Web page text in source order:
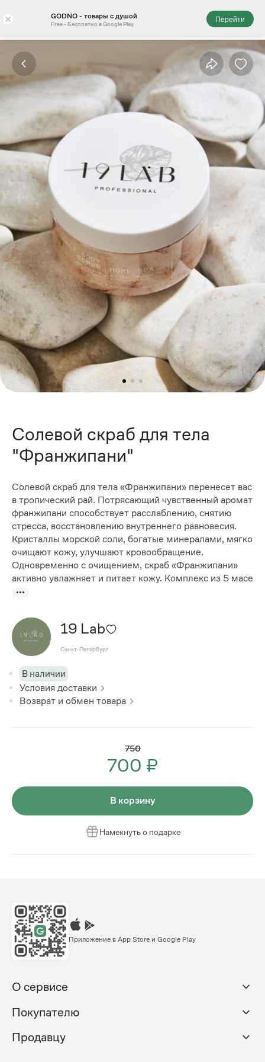
× GODNO - товары с душой
Free - Бесплатно в Google Play
Перейти
Солевой скраб для тела
"Франжипани"
Солевой скраб для тела «Франжипани» перенесет вас
в тропический рай. Потрясающий чувственный аромат
франжипани способствует расслаблению, снятию
стресса, восстановлению внутреннего равновесия.
Кристаллы морской соли, богатые минералами, мягко
очищают кожу, улучшают кровообращение.
Одновременно с очищением, скраб «Франжипани»
активно увлажняет и питает кожу. Комплекс из 5 масе
19 Lab
Санкт-Петербург
В наличии
Условия доставки
Возврат и обмен товара
750
700 ₽
В корзину
Намекнуть о подарке
Приложение в App Store и Google Play
О сервисе
Покупателю
Продавцу